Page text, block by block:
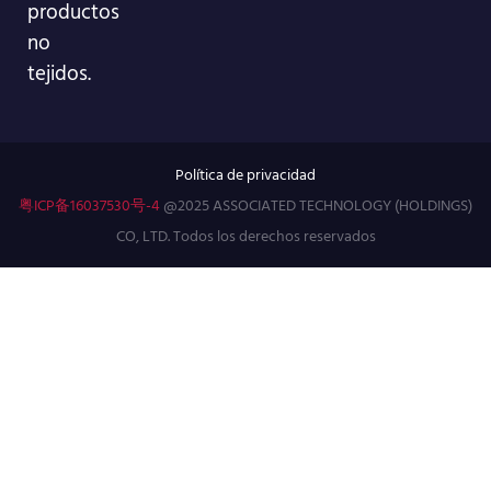
productos
no
tejidos.
Política de privacidad
粤ICP备16037530号-4@2025 ASSOCIATED TECHNOLOGY (HOLDINGS)
CO, LTD. Todos los derechos reservados